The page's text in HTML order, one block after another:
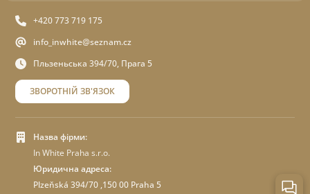
+420 773 719 175
info_inwhite@seznam.cz
Пльзеньська 394/70, Прага 5
ЗВОРОТНІЙ ЗВ'ЯЗОК
Назва фірми:
In White Praha s.r.o.
Юридична адреса:
Plzeňská 394/70 ,150 00 Praha 5